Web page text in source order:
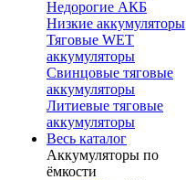
Недорогие АКБ
Низкие аккумуляторы
Тяговые WET
аккумуляторы
Свинцовые тяговые
аккумуляторы
Литиевые тяговые
аккумуляторы
Весь каталог
Аккумуляторы по
ёмкости